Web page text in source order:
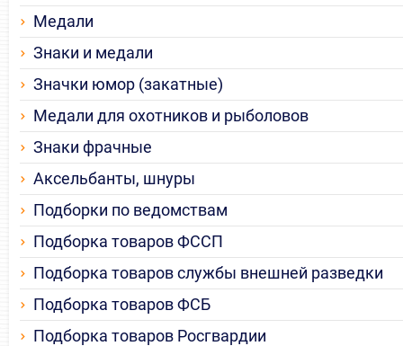
Медали
Знаки и медали
Значки юмор (закатные)
Медали для охотников и рыболовов
Знаки фрачные
Аксельбанты, шнуры
Подборки по ведомствам
Подборка товаров ФССП
Подборка товаров службы внешней разведки
Подборка товаров ФСБ
Подборка товаров Росгвардии